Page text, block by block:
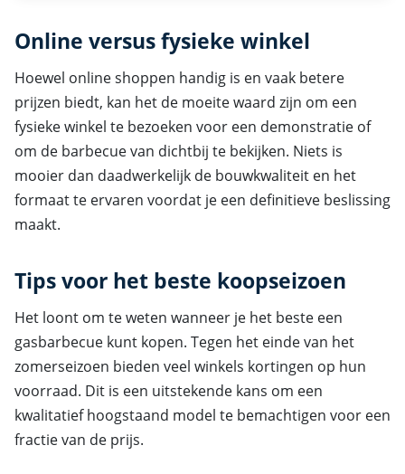
Online versus fysieke winkel
Hoewel online shoppen handig is en vaak betere
prijzen biedt, kan het de moeite waard zijn om een
fysieke winkel te bezoeken voor een demonstratie of
om de barbecue van dichtbij te bekijken. Niets is
mooier dan daadwerkelijk de bouwkwaliteit en het
formaat te ervaren voordat je een definitieve beslissing
maakt.
Tips voor het beste koopseizoen
Het loont om te weten wanneer je het beste een
gasbarbecue kunt kopen. Tegen het einde van het
zomerseizoen bieden veel winkels kortingen op hun
voorraad. Dit is een uitstekende kans om een
kwalitatief hoogstaand model te bemachtigen voor een
fractie van de prijs.